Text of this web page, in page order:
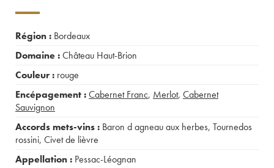
Région : Bordeaux
Domaine :Château Haut-Brion
Couleur : rouge
Encépagement :Cabernet Franc, Merlot, Cabernet
Sauvignon
Accords mets-vins : Baron d agneau aux herbes, Tournedos
rossini, Civet de lièvre
Appellation : Pessac-Léognan